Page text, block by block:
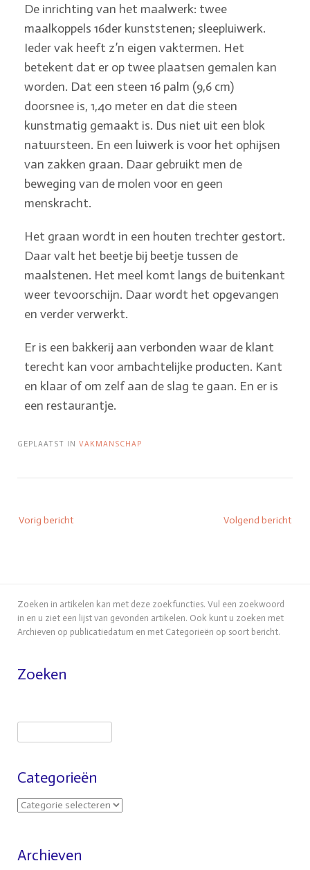
De inrichting van het maalwerk: twee
maalkoppels 16der kunststenen; sleepluiwerk.
Ieder vak heeft z’n eigen vaktermen. Het
betekent dat er op twee plaatsen gemalen kan
worden. Dat een steen 16 palm (9,6 cm)
doorsnee is, 1,40 meter en dat die steen
kunstmatig gemaakt is. Dus niet uit een blok
natuursteen. En een luiwerk is voor het ophijsen
van zakken graan. Daar gebruikt men de
beweging van de molen voor en geen
menskracht.
Het graan wordt in een houten trechter gestort.
Daar valt het beetje bij beetje tussen de
maalstenen. Het meel komt langs de buitenkant
weer tevoorschijn. Daar wordt het opgevangen
en verder verwerkt.
Er is een bakkerij aan verbonden waar de klant
terecht kan voor ambachtelijke producten. Kant
en klaar of om zelf aan de slag te gaan. En er is
een restaurantje.
GEPLAATST IN VAKMANSCHAP
Vorig bericht Volgend bericht
Zoeken in artikelen kan met deze zoekfuncties. Vul een zoekwoord
in en u ziet een lijst van gevonden artikelen. Ook kunt u zoeken met
Archieven op publicatiedatum en met Categorieën op soort bericht.
Zoeken
Categorieën
Archieven